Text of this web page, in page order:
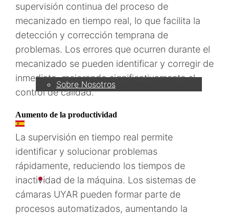
Contacto
Empresa
Sobre Nosotros
ES
日本語
supervisión continua del proceso de
mecanizado en tiempo real, lo que facilita la
detección y corrección temprana de
problemas. Los errores que ocurren durante el
mecanizado se pueden identificar y corregir de
inmediato, mejorando significativamente el
control de calidad.
Aumento de la productividad
La supervisión en tiempo real permite
identificar y solucionar problemas
rápidamente, reduciendo los tiempos de
inactividad de la máquina. Los sistemas de
cámaras UYAR pueden formar parte de
procesos automatizados, aumentando la